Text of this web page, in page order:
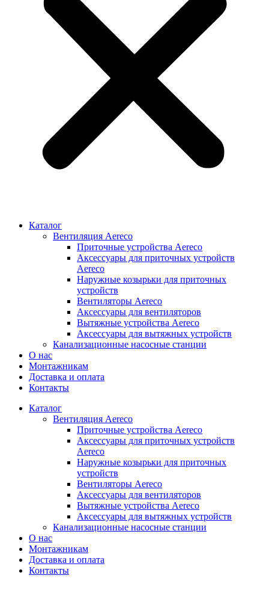
Каталог
Вентиляция Aereco
Приточные устройства Aereco
Аксессуары для приточных устройств
Aereco
Наружные козырьки для приточных
устройств
Вентиляторы Aereco
Аксессуары для вентиляторов
Вытяжные устройства Aereco
Аксессуары для вытяжных устройств
Канализационные насосные станции
О нас
Монтажникам
Доставка и оплата
Контакты
Каталог
Вентиляция Aereco
Приточные устройства Aereco
Аксессуары для приточных устройств
Aereco
Наружные козырьки для приточных
устройств
Вентиляторы Aereco
Аксессуары для вентиляторов
Вытяжные устройства Aereco
Аксессуары для вытяжных устройств
Канализационные насосные станции
О нас
Монтажникам
Доставка и оплата
Контакты